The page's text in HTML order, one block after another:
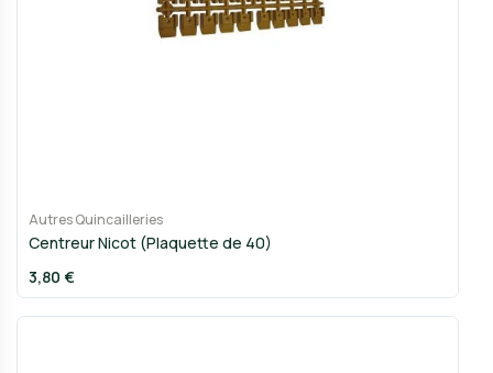
Autres Quincailleries
Centreur Nicot (Plaquette de 40)
3,80 €